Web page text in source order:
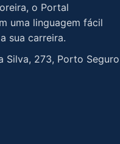
o Portal
uma linguagem fácil
sua carreira.
Silva, 273, Porto Seguro